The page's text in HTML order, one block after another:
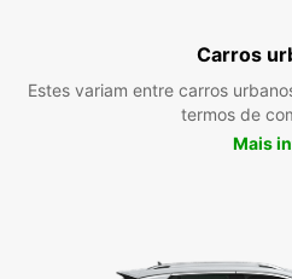
Carros
Estes variam entre carros
termos de
Mais